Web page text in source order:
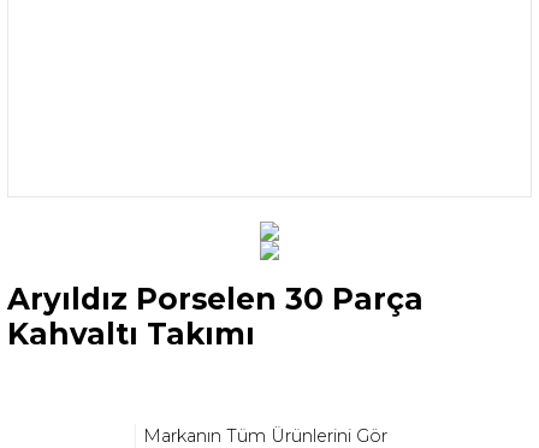
Aryıldız Porselen 30 Parça
Kahvaltı Takımı
Markanın Tüm Ürünlerini Gör